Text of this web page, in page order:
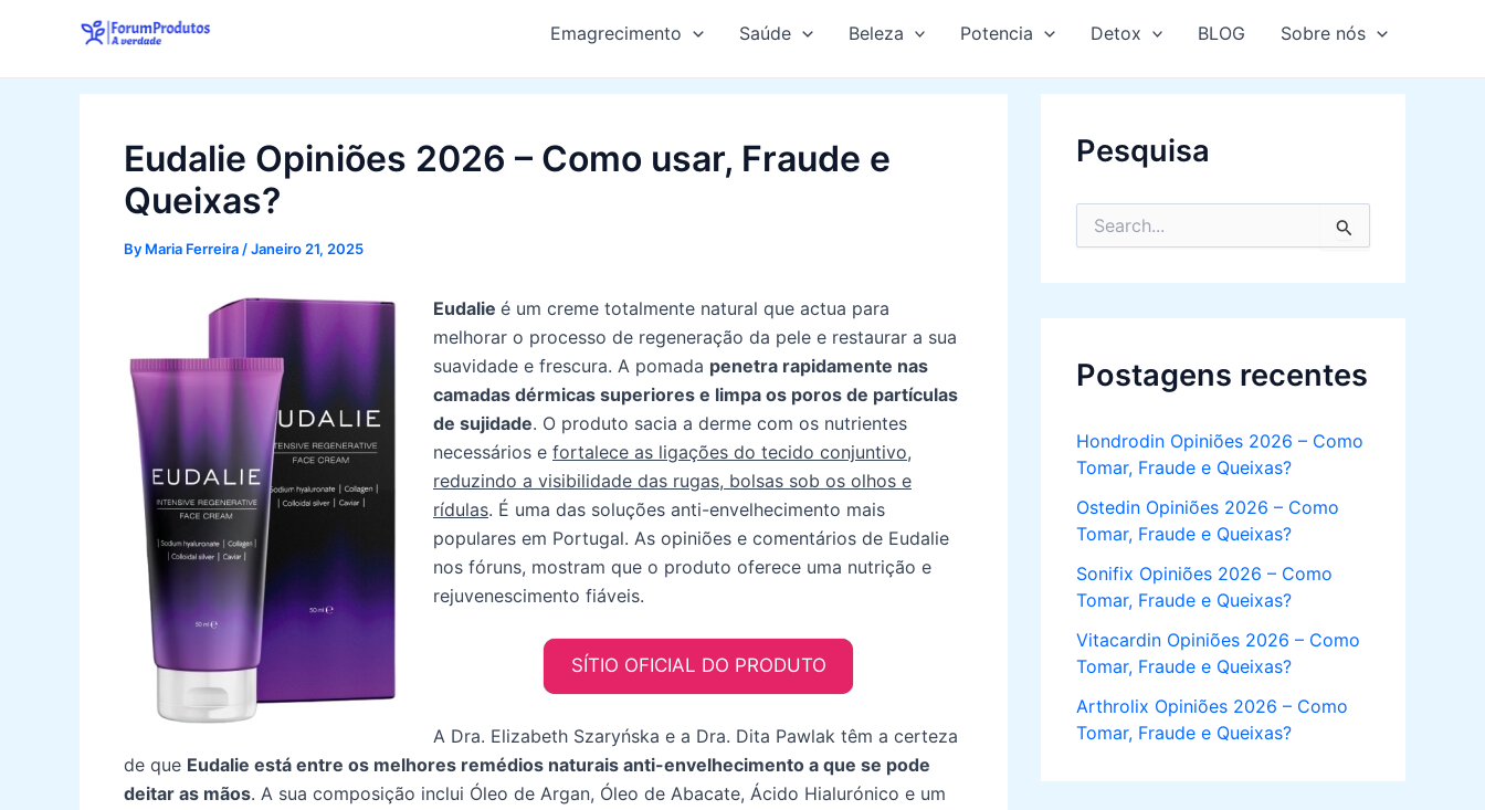
Emagrecimento Saúde Beleza Potencia Detox BLOG Sobre nós
Eudalie Opiniões 2026 – Como usar, Fraude e
Queixas?
By Maria Ferreira /Janeiro 21, 2025
Eudalie é um creme totalmente natural que actua para
melhorar o processo de regeneração da pele e restaurar a sua
suavidade e frescura. A pomada penetra rapidamente nas
camadas dérmicas superiores e limpa os poros de partículas
de sujidade. O produto sacia a derme com os nutrientes
necessários e fortalece as ligações do tecido conjuntivo,
reduzindo a visibilidade das rugas, bolsas sob os olhos e
rídulas. É uma das soluções anti-envelhecimento mais
populares em Portugal. As opiniões e comentários de Eudalie
nos fóruns, mostram que o produto oferece uma nutrição e
rejuvenescimento fiáveis.
SÍTIO OFICIAL DO PRODUTO
A Dra. Elizabeth Szaryńska e a Dra. Dita Pawlak têm a certeza
de que Eudalie está entre os melhores remédios naturais anti-envelhecimento a que se pode
deitar as mãos. A sua composição inclui Óleo de Argan, Óleo de Abacate, Ácido Hialurónico e um
Pesquisa
r
h
o
rPostagens recentes
Hondrodin Opiniões 2026 – Como
Tomar, Fraude e Queixas?
Ostedin Opiniões 2026 – Como
Tomar, Fraude e Queixas?
Sonifix Opiniões 2026 – Como
Tomar, Fraude e Queixas?
Vitacardin Opiniões 2026 – Como
Tomar, Fraude e Queixas?
Arthrolix Opiniões 2026 – Como
Tomar, Fraude e Queixas?